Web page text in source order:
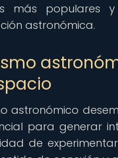
más populares
astronómica.
astronómico
para generar
de